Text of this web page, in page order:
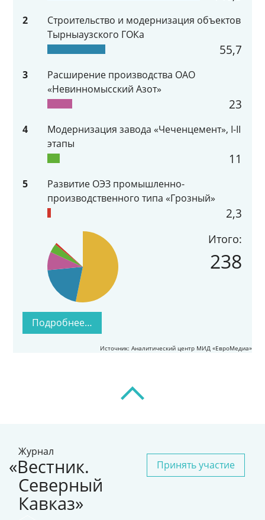
2
Строительство и модернизация объектов
Тырныаузского ГОКа
55,7
3
Расширение производства ОАО
«Невинномысский Азот»
23
4
Модернизация завода «Чеченцемент», I-II
этапы
11
5
Развитие ОЭЗ промышленно-
производственного типа «Грозный»
2,3
Итого:
238
Подробнее…
Источник: Аналитический центр МИД «ЕвроМедиа»
Журнал
«Вестник.
Северный
Кавказ»
Принять участие